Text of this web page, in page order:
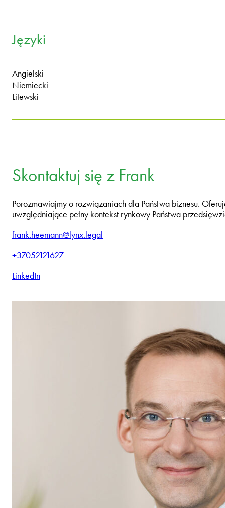
Języki
Angielski
Niemiecki
Litewski
Skontaktuj się z Frank
Porozmawiajmy o rozwiązaniach dla Państwa biznesu.
uwzględniające pełny kontekst rynkowy Państwa
frank.heemann@lynx.legal
+37052121627
LinkedIn